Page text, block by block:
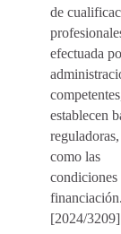
de
efectuada
establecen
como las
condiciones
[2024/3209]